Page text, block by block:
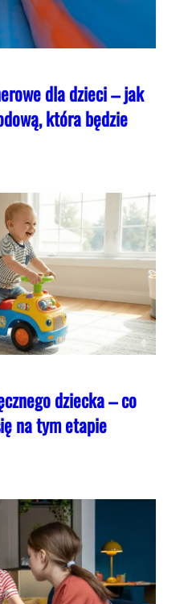
dla dzieci – jak
która będzie
dziecka – co
na tym etapie